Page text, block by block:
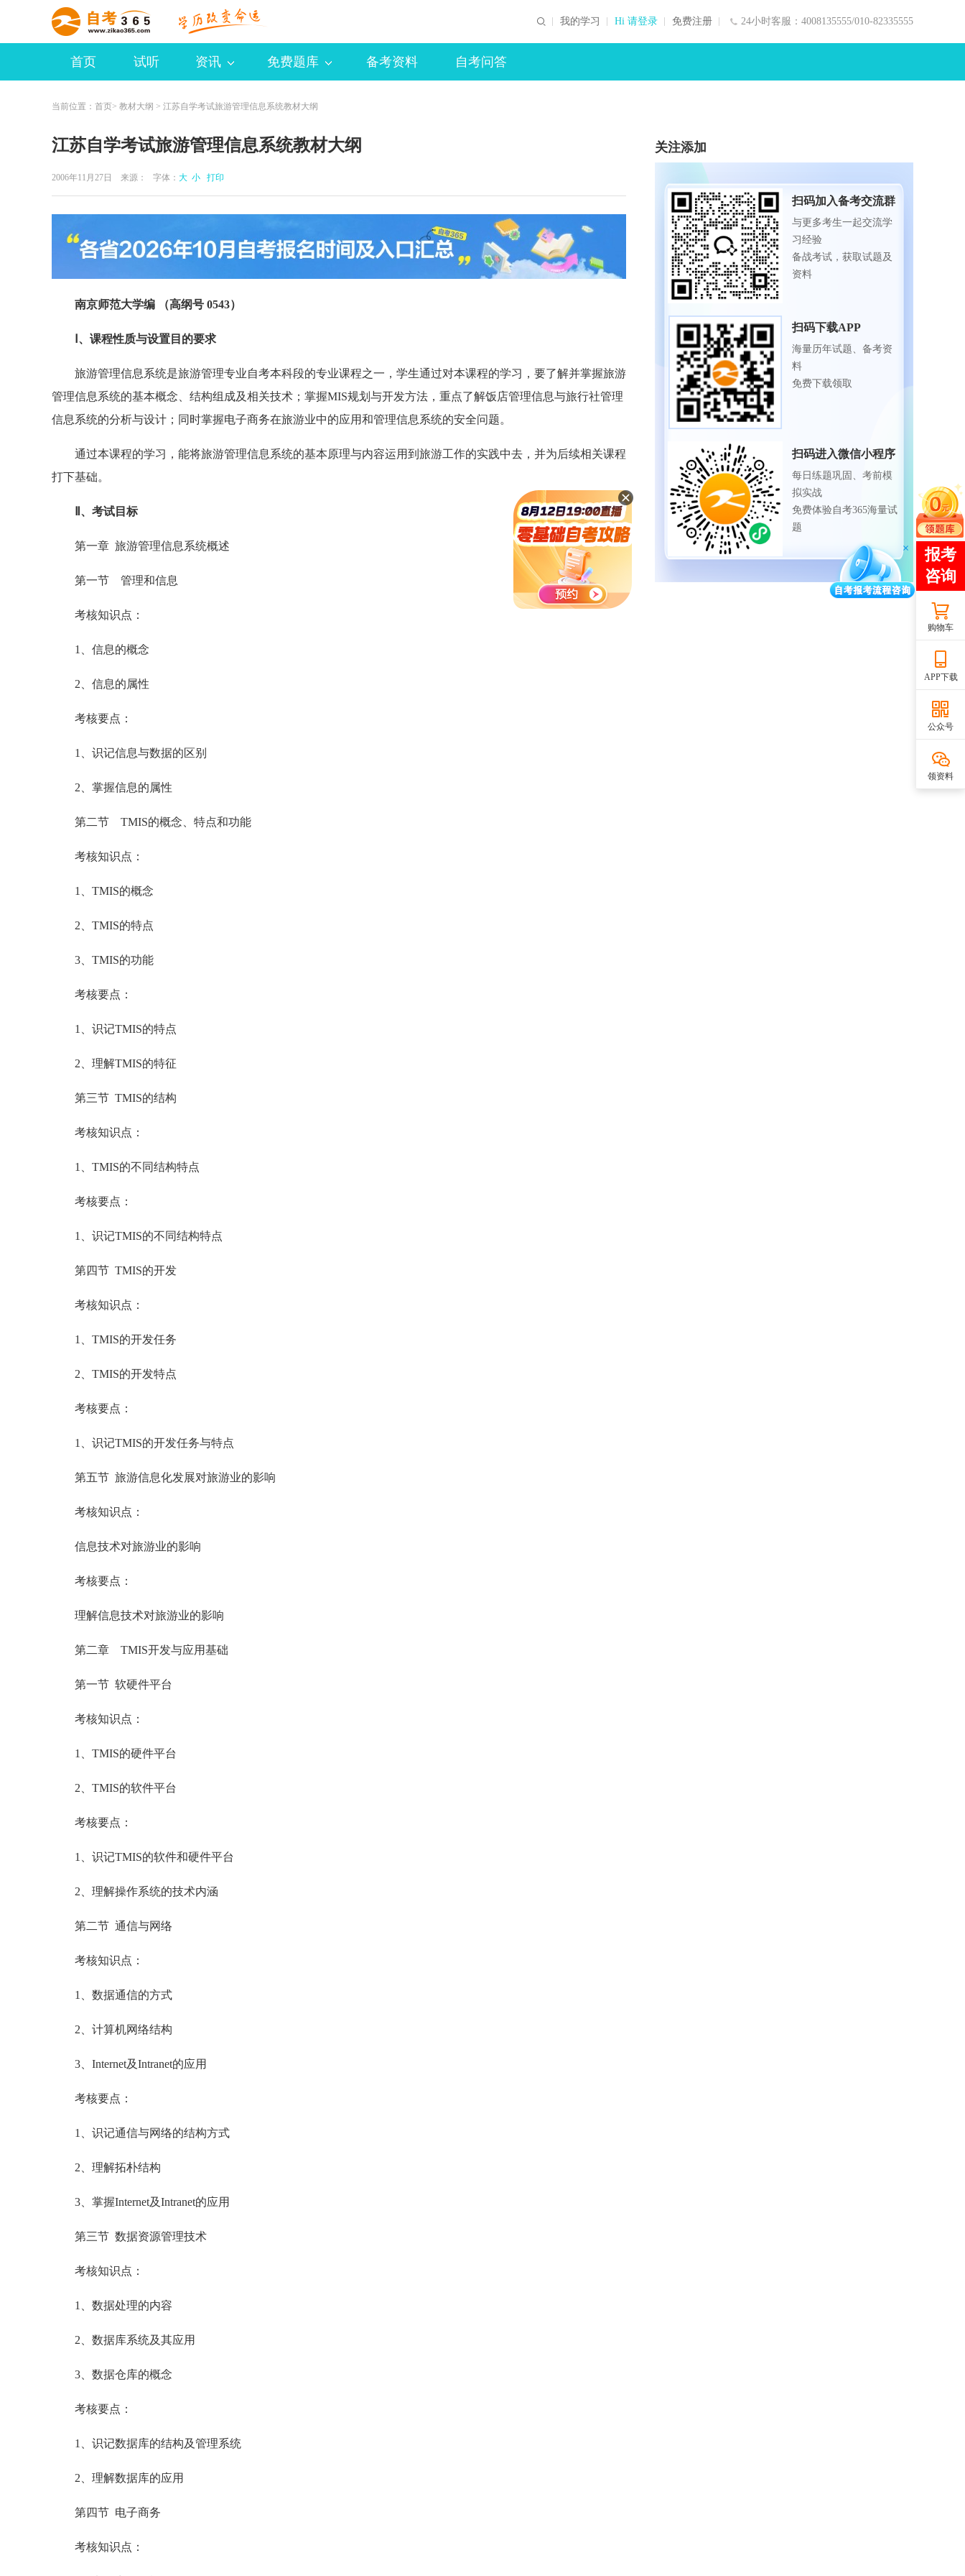
24小时客服：4008135555/010-82335555
我的学习 Hi 请登录 免费注册
首页 试听 资讯 免费题库 备考资料 自考问答
当前位置： 首页> 教材大纲 > 江苏自学考试旅游管理信息系统教材大纲
江苏自学考试旅游管理信息系统教材大纲
2006年11月27日 来源： 字体： 大 小 打印
南京师范大学编 （高纲号 0543）
Ⅰ、课程性质与设置目的要求
旅游管理信息系统是旅游管理专业自考本科段的专业课程之一，学生通过对本课程的学习，要了解并掌握旅游
管理信息系统的基本概念、结构组成及相关技术；掌握MIS规划与开发方法，重点了解饭店管理信息与旅行社管理
信息系统的分析与设计；同时掌握电子商务在旅游业中的应用和管理信息系统的安全问题。
通过本课程的学习，能将旅游管理信息系统的基本原理与内容运用到旅游工作的实践中去，并为后续相关课程
打下基础。
Ⅱ、考试目标
第一章 旅游管理信息系统概述
第一节 管理和信息
考核知识点：
1、信息的概念
2、信息的属性
考核要点：
1、识记信息与数据的区别
2、掌握信息的属性
第二节 TMIS的概念、特点和功能
考核知识点：
1、TMIS的概念
2、TMIS的特点
3、TMIS的功能
考核要点：
1、识记TMIS的特点
2、理解TMIS的特征
第三节 TMIS的结构
考核知识点：
1、TMIS的不同结构特点
考核要点：
1、识记TMIS的不同结构特点
第四节 TMIS的开发
考核知识点：
1、TMIS的开发任务
2、TMIS的开发特点
考核要点：
1、识记TMIS的开发任务与特点
第五节 旅游信息化发展对旅游业的影响
考核知识点：
信息技术对旅游业的影响
考核要点：
理解信息技术对旅游业的影响
第二章 TMIS开发与应用基础
第一节 软硬件平台
考核知识点：
1、TMIS的硬件平台
2、TMIS的软件平台
考核要点：
1、识记TMIS的软件和硬件平台
2、理解操作系统的技术内涵
第二节 通信与网络
考核知识点：
1、数据通信的方式
2、计算机网络结构
3、Internet及Intranet的应用
考核要点：
1、识记通信与网络的结构方式
2、理解拓朴结构
3、掌握Internet及Intranet的应用
第三节 数据资源管理技术
考核知识点：
1、数据处理的内容
2、数据库系统及其应用
3、数据仓库的概念
考核要点：
1、识记数据库的结构及管理系统
2、理解数据库的应用
第四节 电子商务
考核知识点：
关注添加
扫码加入备考交流群
与更多考生一起交流学
习经验
备战考试，获取试题及
资料
扫码下载APP
海量历年试题、备考资
料
免费下载领取
扫码进入微信小程序
每日练题巩固、考前模
拟实战
免费体验自考365海量试
题
购物车
APP下载
公众号
领资料